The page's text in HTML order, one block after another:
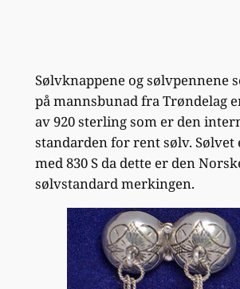
Sølvknappene og sølvpennene
på mannsbunad fra Trøndelag
av 920 sterling som er den
standarden for rent sølv. Sølvet
med 830 S da dette er den
sølvstandard merkingen.